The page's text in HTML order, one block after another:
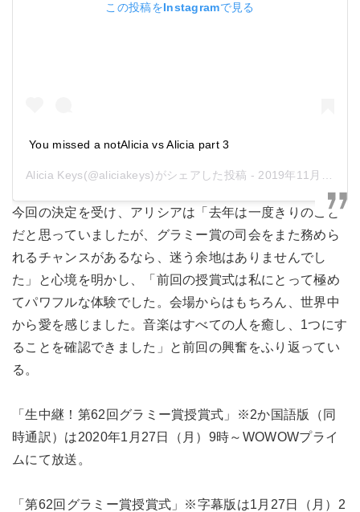
この投稿をInstagramで見る
You missed a notAlicia vs Alicia part 3
Alicia Keys(@aliciakeys)がシェアした投稿 - 2019年11月月14日午後12時36分PST
今回の決定を受け、アリシアは「去年は一度きりのこと
だと思っていましたが、グラミー賞の司会をまた務めら
れるチャンスがあるなら、迷う余地はありませんでし
た」と心境を明かし、「前回の授賞式は私にとって極め
てパワフルな体験でした。会場からはもちろん、世界中
から愛を感じました。音楽はすべての人を癒し、1つにす
ることを確認できました」と前回の興奮をふり返ってい
る。
「生中継！第62回グラミー賞授賞式」※2か国語版（同
時通訳）は2020年1月27日（月）9時～WOWOWプライ
ムにて放送。
「第62回グラミー賞授賞式」※字幕版は1月27日（月）2